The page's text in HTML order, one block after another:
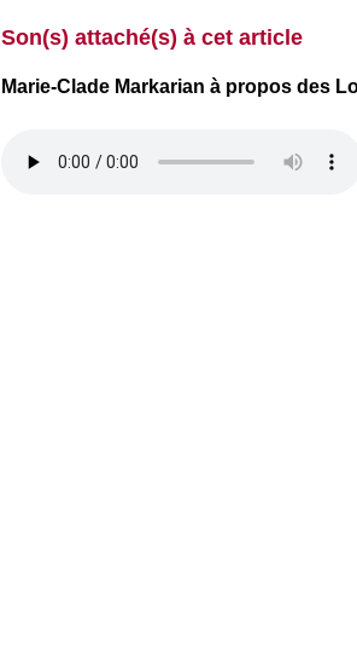
Son(s) attaché(s) à cet article
Marie-Clade Markarian à propos des